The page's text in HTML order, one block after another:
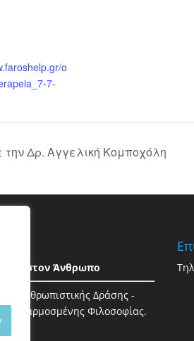
o
7-
Δρ. Αγγελική Κομποχόλη
στον Άνθρωπο
Ανθρωπιστικής Δράσης -
Εφαρμοσμένης Φιλοσοφίας.